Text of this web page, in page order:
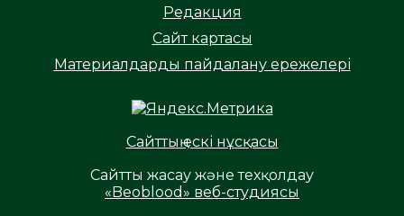
Редакция
Сайт картасы
Материалдарды пайдалану ережелері
Сайттың ескі нұсқасы
Сайтты жасау және техқолдау
«Beoblood» веб-студиясы